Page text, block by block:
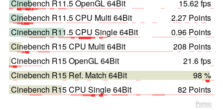
Cinebench R11.5 OpenGL 64Bit
15.62 fps
Cinebench R11.5 CPU Multi 64Bit
2.27 Points
Cinebench R11.5 CPU Single 64Bit
0.96 Points
Cinebench R15 CPU Multi 64Bit
208 Points
Cinebench R15 OpenGL 64Bit
21.6 fps
Cinebench R15 Ref. Match 64Bit
98 %
Cinebench R15 CPU Single 64Bit
82 Points
Pomoc